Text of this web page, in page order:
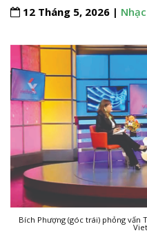
12 Tháng 5, 2026 |
Bích Phượng (góc trái) phỏng vấn